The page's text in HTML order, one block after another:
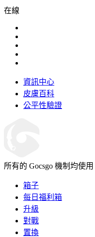
在線
資訊中心
皮膚百科
公平性驗證
所有的 Gocsgo 機制均使用
箱子
每日福利箱
升級
對戰
置換